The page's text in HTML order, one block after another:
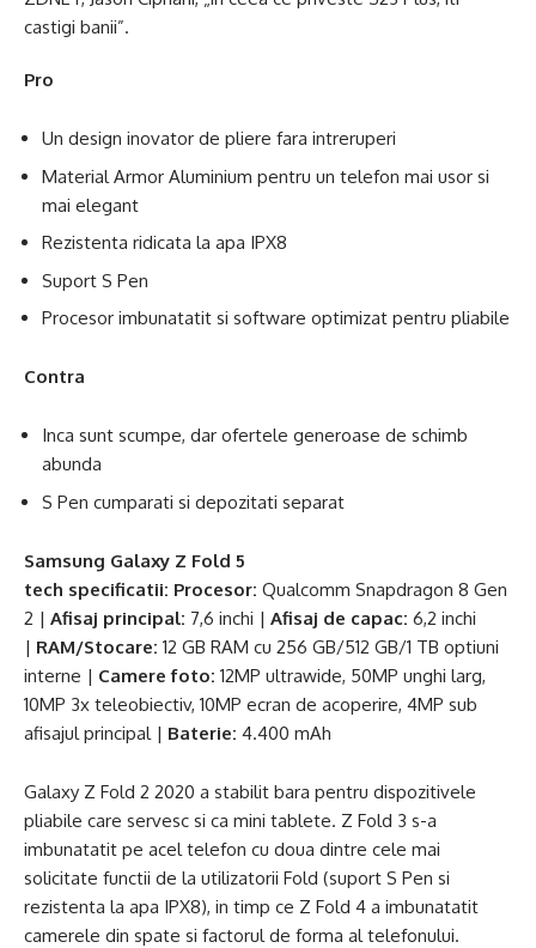
castigi banii”.
Pro
Un design inovator de pliere fara intreruperi
Material Armor Aluminium pentru un telefon mai usor si
mai elegant
Rezistenta ridicata la apa IPX8
Suport S Pen
Procesor imbunatatit si software optimizat pentru pliabile
Contra
Inca sunt scumpe, dar ofertele generoase de schimb
abunda
S Pen cumparati si depozitati separat
Samsung Galaxy Z Fold 5
tech specificatii: Procesor: Qualcomm Snapdragon 8 Gen
2 | Afisaj principal: 7,6 inchi | Afisaj de capac: 6,2 inchi
| RAM/Stocare: 12 GB RAM cu 256 GB/512 GB/1 TB optiuni
interne | Camere foto: 12MP ultrawide, 50MP unghi larg,
10MP 3x teleobiectiv, 10MP ecran de acoperire, 4MP sub
afisajul principal | Baterie: 4.400 mAh
Galaxy Z Fold 2 2020 a stabilit bara pentru dispozitivele
pliabile care servesc si ca mini tablete. Z Fold 3 s-a
imbunatatit pe acel telefon cu doua dintre cele mai
solicitate functii de la utilizatorii Fold (suport S Pen si
rezistenta la apa IPX8), in timp ce Z Fold 4 a imbunatatit
camerele din spate si factorul de forma al telefonului.